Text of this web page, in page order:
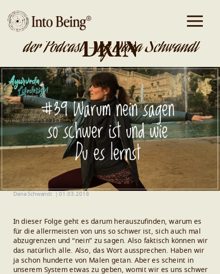
DA IST GOLD
DRIN
der Podcast - by Dana Schwandt
Dana Schwandt 01.03.2018
In dieser Folge geht es darum herauszufinden, warum es
für die allermeisten von uns so schwer ist, sich auch mal
abzugrenzen und “nein” zu sagen. Also faktisch können wir
das natürlich alle. Also, das Wort aussprechen. Haben wir
ja schon hunderte von Malen getan. Aber es scheint in
unserem System etwas zu geben, womit wir es uns schwer